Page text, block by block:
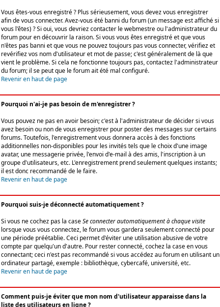
Vous êtes-vous enregistré ? Plus sérieusement, vous devez vous enregistrer
afin de vous connecter. Avez-vous été banni du forum (un message est affiché si
vous l'êtes) ? Si oui, vous devriez contacter le webmestre ou l'administrateur du
forum pour en découvrir la raison. Si vous vous êtes enregistré et que vous
n'êtes pas banni et que vous ne pouvez toujours pas vous connecter, vérifiez et
revérifiez vos nom d'utilisateur et mot de passe; c'est généralement de là que
vient le problème. Si cela ne fonctionne toujours pas, contactez l'administrateur
du forum; il se peut que le forum ait été mal configuré.
Revenir en haut de page
Pourquoi n'ai-je pas besoin de m'enregistrer ?
Vous pouvez ne pas en avoir besoin; c'est à l'administrateur de décider si vous
avez besoin ou non de vous enregistrer pour poster des messages sur certains
forums. Toutefois, l'enregistrement vous donnera accès à des fonctions
additionnelles non-disponibles pour les invités tels que le choix d'une image
avatar, une messagerie privée, l'envoi d'e-mail à des amis, l'inscription à un
groupe d'utilisateurs, etc. L'enregistrement prend seulement quelques instants;
il est donc recommandé de le faire.
Revenir en haut de page
Pourquoi suis-je déconnecté automatiquement ?
Si vous ne cochez pas la caseSe connecter automatiquement à chaque visite
lorsque vous vous connectez, le forum vous gardera seulement connecté pour
une période préétablie. Ceci permet d'éviter une utilisation abusive de votre
compte par quelqu'un d'autre. Pour rester connecté, cochez la case en vous
connectant; ceci n'est pas recommandé si vous accédez au forum en utilisant un
ordinateur partagé, exemple : bibliothèque, cybercafé, université, etc.
Revenir en haut de page
Comment puis-je éviter que mon nom d'utilisateur apparaisse dans la
liste des utilisateurs en ligne ?